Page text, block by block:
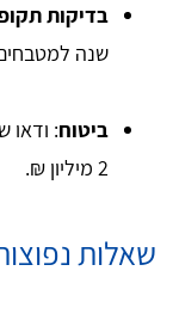
בדיקות
שנה
ביטוח: ודאו
2 מיליון ₪.
שאלות